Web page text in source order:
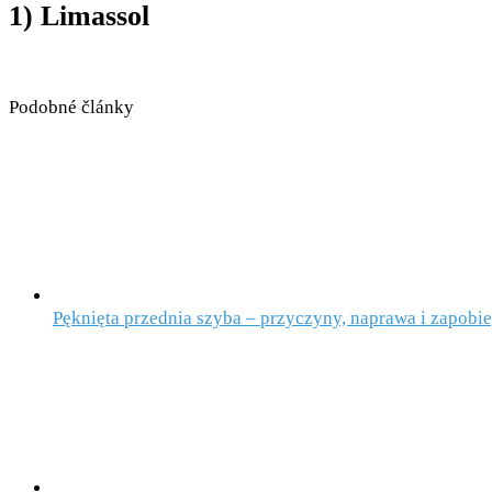
1) Limassol
Podobné články
Pęknięta przednia szyba – przyczyny, naprawa i